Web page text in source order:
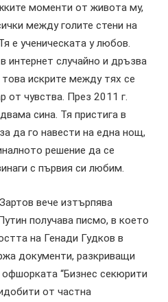
моменти от живота му,
между голите стени на
е ученическата у любов.
интернет случайно и дръзва
искрите между тях се
от чувства. През 2011 г.
сина. Тя пристига в
да го навести на една нощ,
решение да се
с първия си любим.
вече изтърпява
получава писмо, в което
на Генади Гудков в
документи, разкриващи
“Бизнес секюрити
от частна